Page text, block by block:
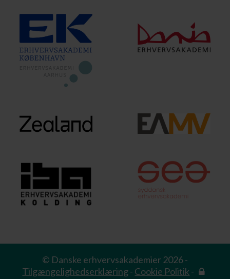
© Danske erhvervsakademier 2026 -
Tilgængelighedserklæring- Cookie Politik -